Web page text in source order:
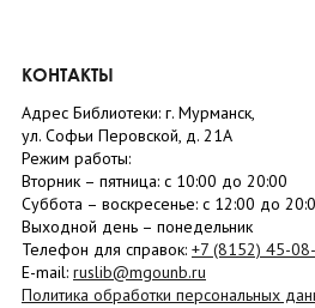
КОНТАКТЫ
Адрес Библиотеки: г. Мурманск,
ул. Софьи Перовской, д. 21А
Режим работы:
Вторник – пятница: с 10:00 до 20:00
Суббота – воскресенье: c 12:00 до
Выходной день – понедельник
Телефон для справок: +7 (8152) 45-
E-mail: ruslib@mgounb.ru
Политика обработки персональных